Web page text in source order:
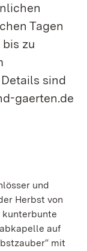
Tagen
zu
sind
gaerten.de
und
Herbst von
kunterbunte
auf
mit